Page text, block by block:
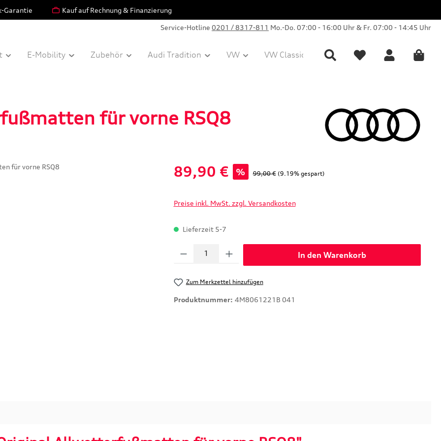
Garantie Kauf auf Rechnung & Finanzierung
Service-Hotline 0201 / 8317-811 Mo.-Do. 07:00 - 16:00 Uhr & Fr. 07:00 - 14:45 Uhr
E-Mobility Zubehör Audi Tradition VW VW Classic Parts Sale Collection
für vorne RSQ8
Verkaufspreis:
89,90 € % Regulärer Preis:
99,00 € (9.19% gespart)
Preise inkl. MwSt. zzgl. Versandkosten
Lieferzeit 5-7
Produkt Anzahl: Gib den gewünschten Wert ein oder benutze die Schaltflächen um
In den Warenkorb
Zum Merkzettel hinzufügen
Produktnummer: 4M8061221B 041